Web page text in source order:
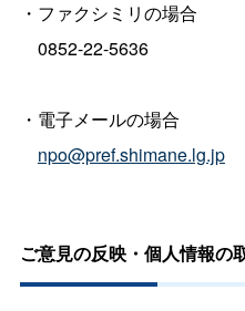
・ファクシミリの場合
0852-22-5636
・電子メールの場合
npo@pref.shimane.lg.jp
ご意見の反映・個人情報の